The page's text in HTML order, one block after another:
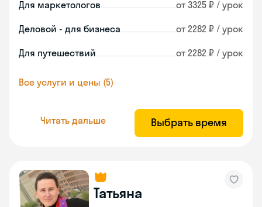
Для маркетологов от 3325 ₽ / урок
Деловой - для бизнеса от 2282 ₽ / урок
Для путешествий от 2282 ₽ / урок
Все услуги и цены (5)
Читать дальше Выбрать время
Татьяна